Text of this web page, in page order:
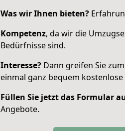
Was wir Ihnen bieten?
Kompetenz, da wir die
Bedürfnisse sind.
Interesse? Dann greifen Sie
einmal ganz bequem kostenlose
Füllen Sie jetzt das Formular
Angebote.